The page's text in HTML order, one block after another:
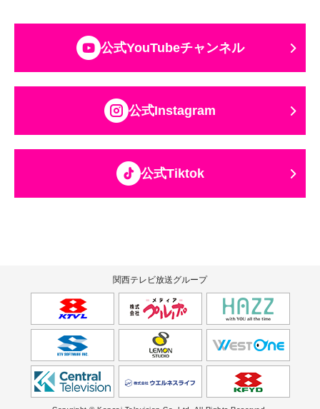
公式YouTubeチャンネル
公式Instagram
公式Tiktok
関西テレビ放送グループ